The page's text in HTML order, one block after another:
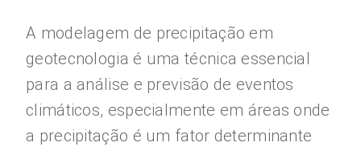
A modelagem de precipitação em
geotecnologia é uma técnica essencial
para a análise e previsão de eventos
climáticos, especialmente em áreas onde
a precipitação é um fator determinante